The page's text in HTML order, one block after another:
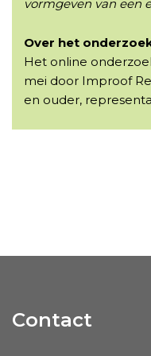
vormgeven van een
Over het
Het online
mei door Improof
en ouder,
Contact